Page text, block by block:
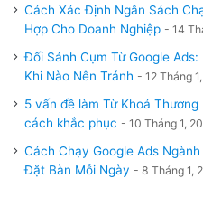
Cách Xác Định Ngân Sách
Hợp Cho Doanh Nghiệp
14
Đối Sánh Cụm Từ Google Ads:
Khi Nào Nên Tránh
12 Tháng
5 vấn đề làm Từ Khoá
cách khắc phục
10 Tháng 1,
Cách Chạy Google Ads
Đặt Bàn Mỗi Ngày
8 Tháng 1,